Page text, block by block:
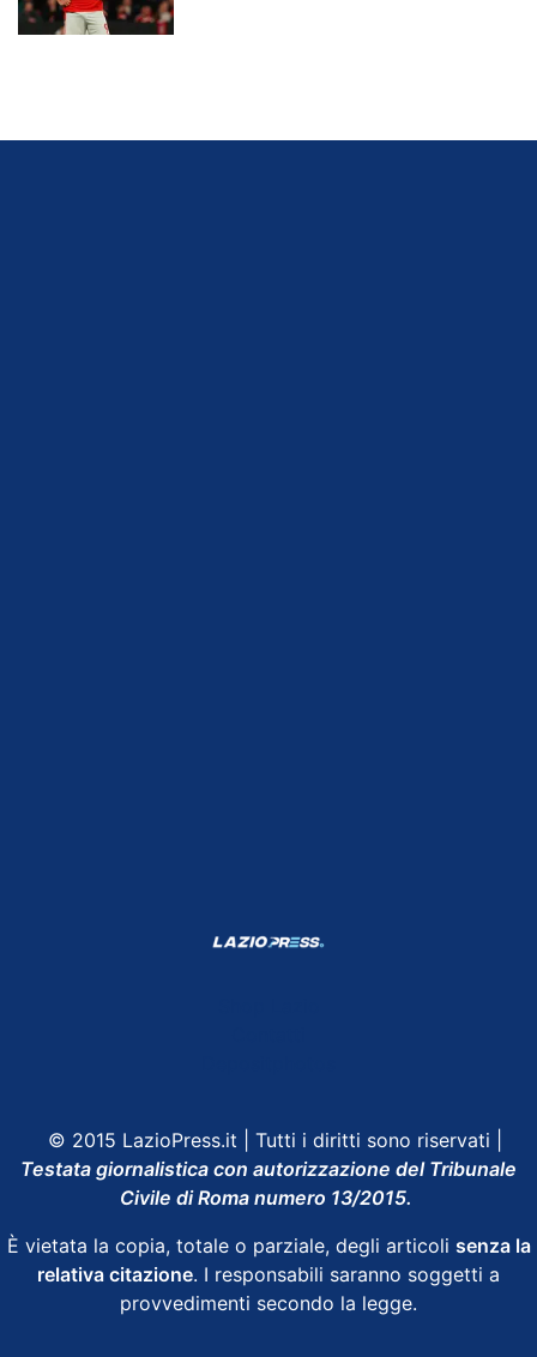
© 2015 LazioPress.it | Tutti i diritti sono riservati |
Testata giornalistica con autorizzazione del Tribunale
Civile di Roma numero 13/2015.
È vietata la copia, totale o parziale, degli articoli senza la
relativa citazione. I responsabili saranno soggetti a
provvedimenti secondo la legge.